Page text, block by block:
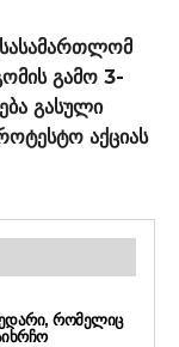
გამო 3-
გასული
აქციას
ᲠᲝᲛᲔᲚᲘᲪ